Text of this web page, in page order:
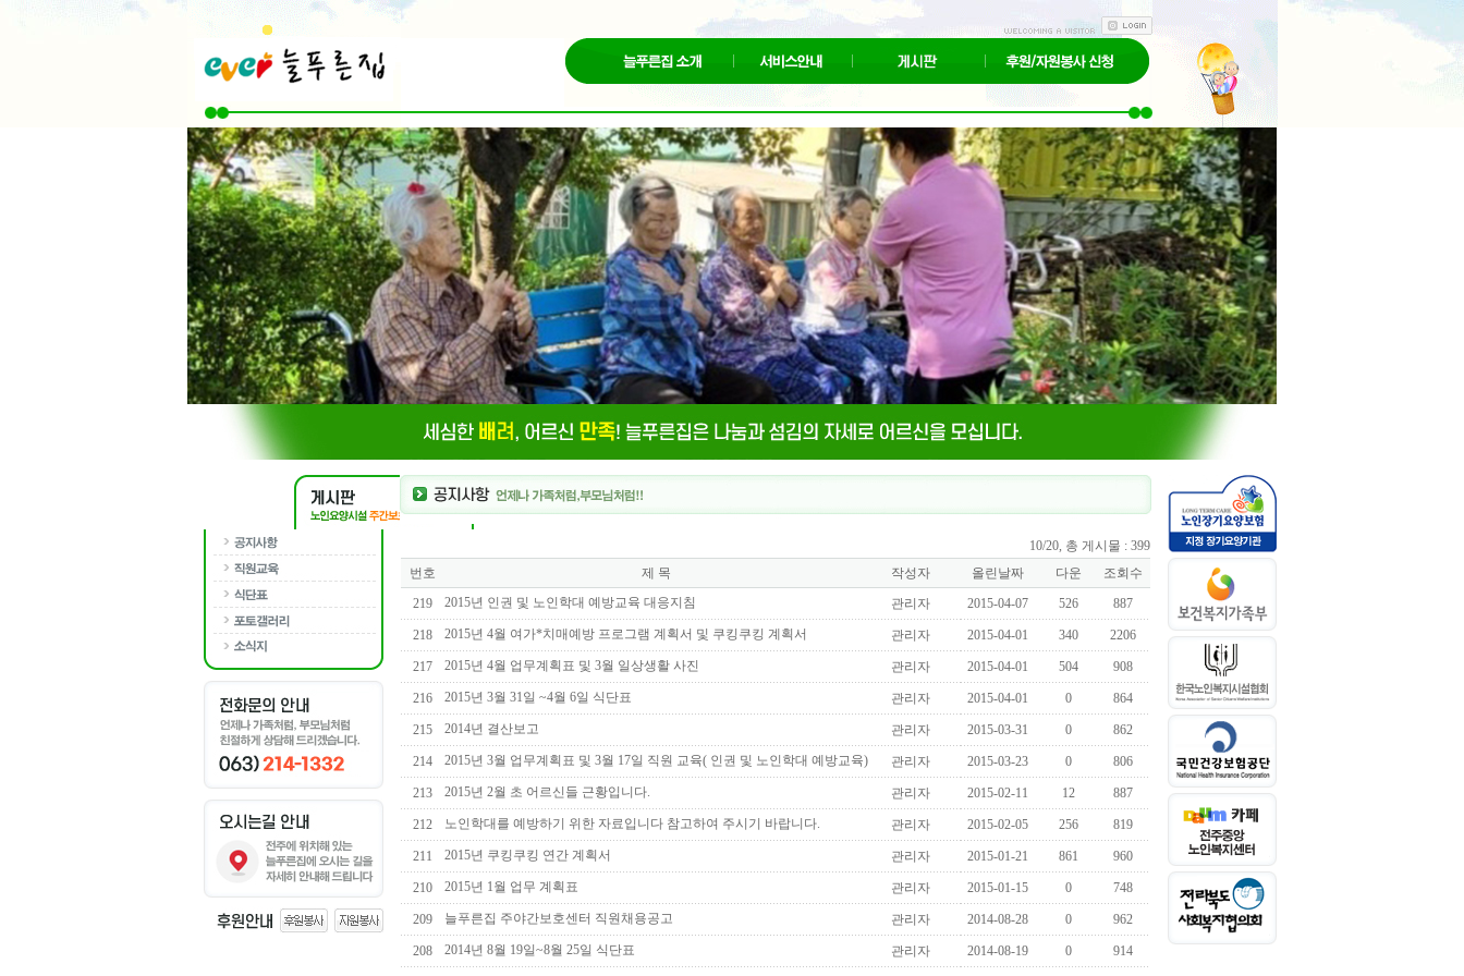
10/20, 총 게시물 : 399
번호
제 목 작성자 올린날짜 다운
조회수
219
2015년 인권 및 노인학대 예방교육 대응지침 관리자 2015-04-07 526 887
218 2015년 4월 여가*치매예방 프로그램 계획서 및 쿠킹쿠킹 계획서 관리자 2015-04-01 340 2206
217 2015년 4월 업무계획표 및 3월 일상생활 사진 관리자 2015-04-01 504 908
216 2015년 3월 31일 ~4월 6일 식단표 관리자 2015-04-01 0 864
215 2014년 결산보고 관리자 2015-03-31 0 862
214 2015년 3월 업무계획표 및 3월 17일 직원 교육( 인권 및 노인학대 예방교육) 관리자 2015-03-23 0 806
213 2015년 2월 초 어르신들 근황입니다. 관리자 2015-02-11 12 887
212 노인학대를 예방하기 위한 자료입니다 참고하여 주시기 바랍니다. 관리자 2015-02-05 256 819
211 2015년 쿠킹쿠킹 연간 계획서 관리자 2015-01-21 861 960
210 2015년 1월 업무 계획표 관리자 2015-01-15 0 748
209 늘푸른집 주야간보호센터 직원채용공고 관리자 2014-08-28 0 962
208 2014년 8월 19일~8월 25일 식단표 관리자 2014-08-19 0 914